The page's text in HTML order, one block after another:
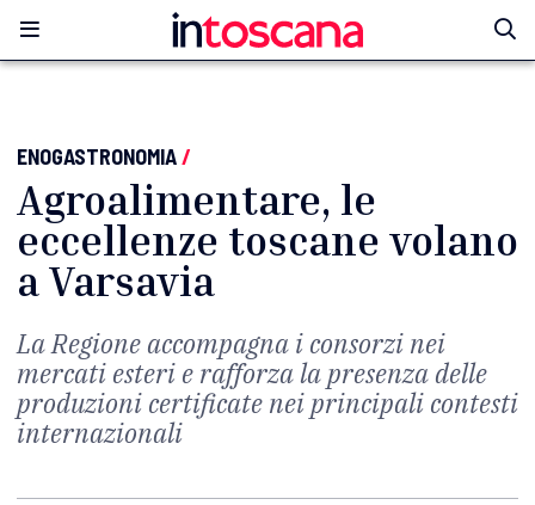
ENOGASTRONOMIA/
Agroalimentare, le
eccellenze toscane volano
a Varsavia
La Regione accompagna i consorzi nei
mercati esteri e rafforza la presenza delle
produzioni certificate nei principali contesti
internazionali